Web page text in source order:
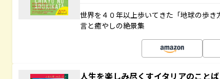
世界を４０年以上歩いてきた「地球の歩
言と癒やしの絶景集
人生を楽しみ尽くすイタリアのこと